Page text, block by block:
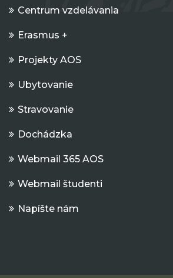
Centrum vzdelávania
Erasmus +
Projekty AOS
Ubytovanie
Stravovanie
Dochádzka
Webmail 365 AOS
Webmail študenti
Napíšte nám